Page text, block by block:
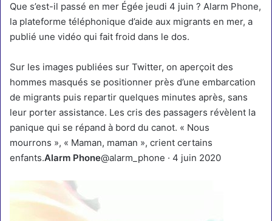
Que s’est-il passé en mer Égée jeudi 4 juin ? Alarm Phone,
la plateforme téléphonique d’aide aux migrants en mer, a
publié une vidéo qui fait froid dans le dos.
Sur les images publiées sur Twitter, on aperçoit des
hommes masqués se positionner près d’une embarcation
de migrants puis repartir quelques minutes après, sans
leur porter assistance. Les cris des passagers révèlent la
panique qui se répand à bord du canot. « Nous
mourrons », « Maman, maman », crient certains
enfants.Alarm Phone@alarm_phone · 4 juin 2020